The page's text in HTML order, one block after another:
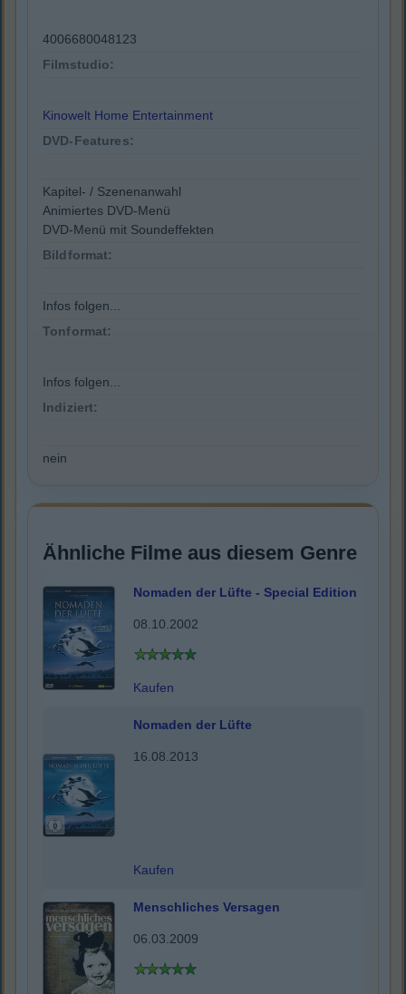
4006680048123
Filmstudio:
Kinowelt Home Entertainment
DVD-Features:
Kapitel- / Szenenanwahl
Animiertes DVD-Menü
DVD-Menü mit Soundeffekten
Bildformat:
Infos folgen...
Tonformat:
Infos folgen...
Indiziert:
nein
Ähnliche Filme aus diesem Genre
Nomaden der Lüfte - Special Edition
08.10.2002
Kaufen
Nomaden der Lüfte
16.08.2013
Kaufen
Menschliches Versagen
06.03.2009